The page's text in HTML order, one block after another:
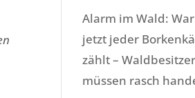
Alarm im Wald:
jetzt jeder
zählt – Waldbesitzer
müssen rasch